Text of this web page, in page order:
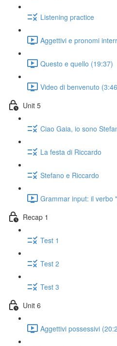
Listening practice
Aggettivi e pronomi
Questo e quello (19:37)
Video di benvenuto
Unit 5
Ciao Gaia, io sono
La festa di Riccardo
Stefano e Riccardo
Grammar input: il verbo
Recap 1
Test 1
Test 2
Test 3
Unit 6
Aggettivi possessivi